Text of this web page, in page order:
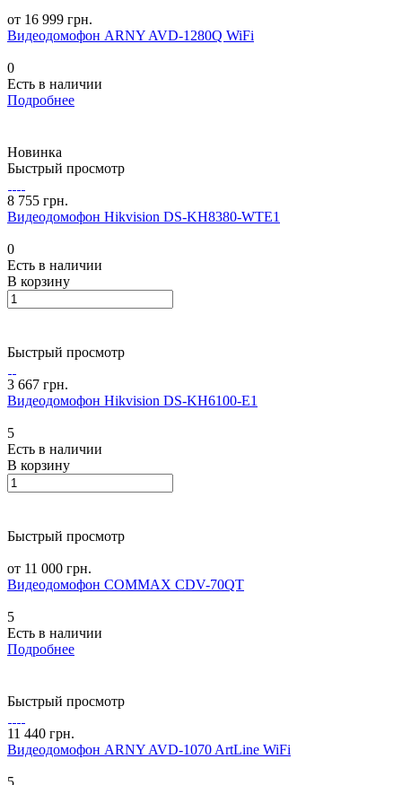
от 16 999 грн.
Видеодомофон ARNY AVD-1280Q WiFi
0
Есть в наличии
Подробнее
Новинка
Быстрый просмотр
8 755 грн.
Видеодомофон Hikvision DS-KH8380-WTE1
0
Есть в наличии
В корзину
Быстрый просмотр
3 667 грн.
Видеодомофон Hikvision DS-KH6100-E1
5
Есть в наличии
В корзину
Быстрый просмотр
от 11 000 грн.
Видеодомофон COMMAX CDV-70QT
5
Есть в наличии
Подробнее
Быстрый просмотр
11 440 грн.
Видеодомофон ARNY AVD-1070 ArtLine WiFi